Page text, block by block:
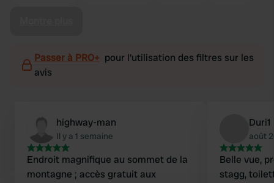
Passer à PRO+ pour l'utilisation des filtres sur les
avis
highway-man
Il y a 1 semaine
Endroit magnifique au sommet de la
montagne ; accès gratuit aux
Duri1
août
Belle vue,
stagg,